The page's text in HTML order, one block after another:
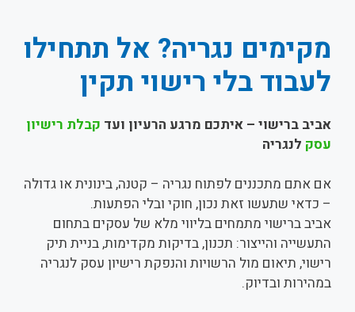
מקימים נגריה? אל תתחילו
לעבוד בלי רישוי תקין
אביב ברישוי – איתכם מרגע הרעיון ועד קבלת רישיון
עסק לנגריה
אם אתם מתכננים לפתוח נגריה – קטנה, בינונית או גדולה
– כדאי שתעשו זאת נכון, חוקי ובלי הפתעות.
אביב ברישוי מתמחים בליווי מלא של עסקים בתחום
התעשייה והייצור: תכנון, בדיקות מקדימות, בניית תיק
רישוי, תיאום מול הרשויות והנפקת רישיון עסק לנגריה
במהירות ובדיוק.